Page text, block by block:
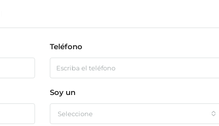
Teléfono
Soy un
Seleccione